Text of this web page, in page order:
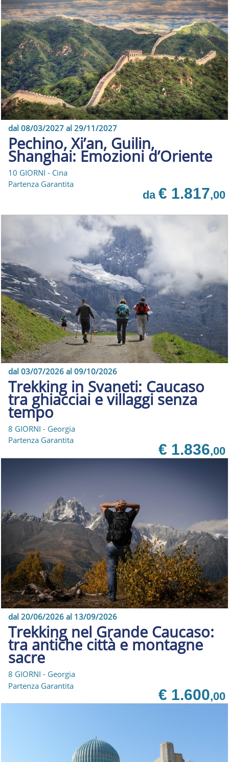
dal 08/03/2027 al 29/11/2027
Pechino, Xi’an, Guilin,
Shanghai: Emozioni d’Oriente
10 GIORNI - Cina
Partenza Garantita
da € 1.817,00
dal 03/07/2026 al 09/10/2026
Trekking in Svaneti: Caucaso
tra ghiacciai e villaggi senza
tempo
8 GIORNI - Georgia
Partenza Garantita
€ 1.836,00
dal 20/06/2026 al 13/09/2026
Trekking nel Grande Caucaso:
tra antiche città e montagne
sacre
8 GIORNI - Georgia
Partenza Garantita
€ 1.600,00